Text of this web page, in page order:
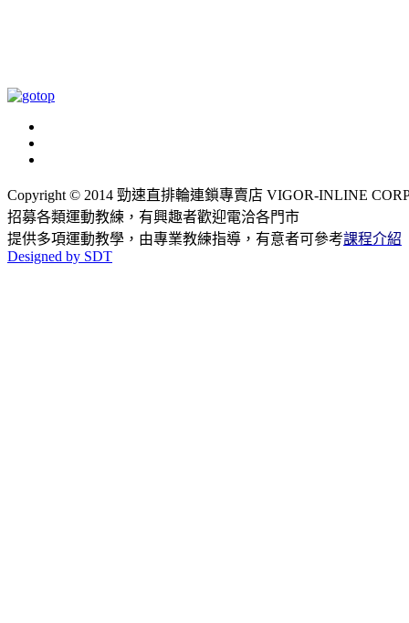
Copyright © 2014 勁速直排輪連鎖專賣店 VIGOR-INLINE
招募各類運動教練，有興趣者歡迎電洽各門市
提供多項運動教學，由專業教練指導，有意者可參考課程介紹
Designed by SDT